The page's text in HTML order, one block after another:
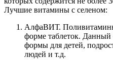
Лучшие витамины с селеном:
АлфаВИТ.
форме таблеток. Данный
формы для детей,
людей и т.д.